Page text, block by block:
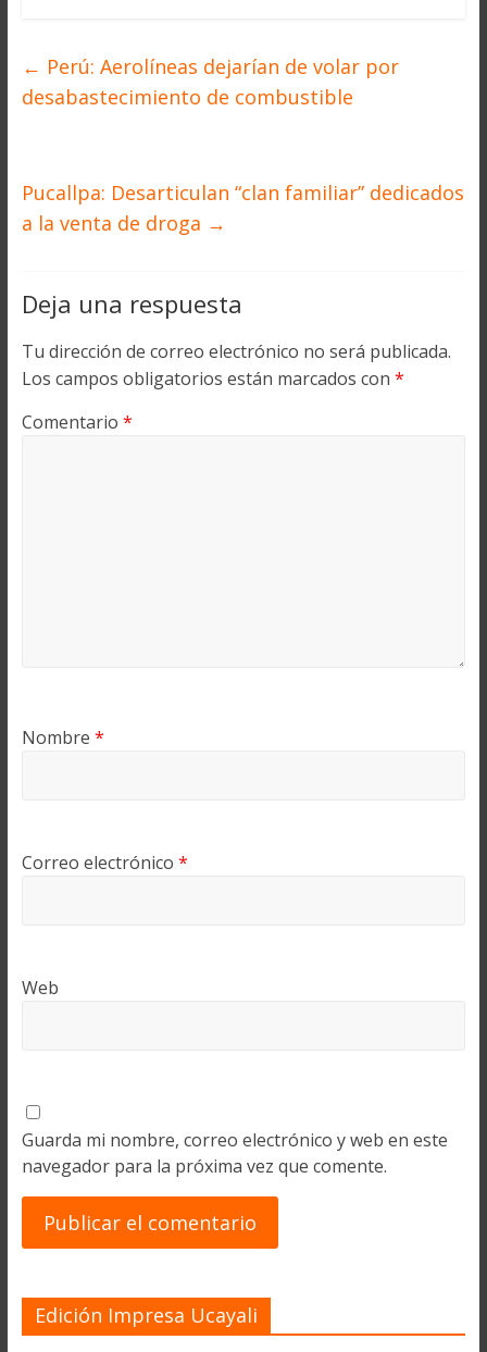
← Perú: Aerolíneas dejarían de volar por
desabastecimiento de combustible
Pucallpa: Desarticulan “clan familiar” dedicados
a la venta de droga →
Deja una respuesta
Tu dirección de correo electrónico no será publicada.
Los campos obligatorios están marcados con *
Comentario *
Nombre *
Correo electrónico *
Web
Guarda mi nombre, correo electrónico y web en este
navegador para la próxima vez que comente.
Edición Impresa Ucayali